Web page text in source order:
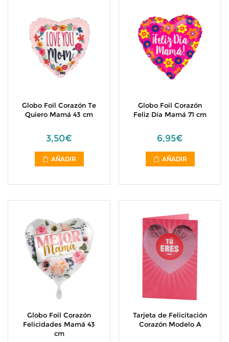
Globo Foil Corazón Te
Quiero Mamá 43 cm
3,50€
AÑADIR
Globo Foil Corazón
Feliz Día Mamá 71 cm
6,95€
AÑADIR
Globo Foil Corazón
Felicidades Mamá 43
cm
Tarjeta de Felicitación
Corazón Modelo A